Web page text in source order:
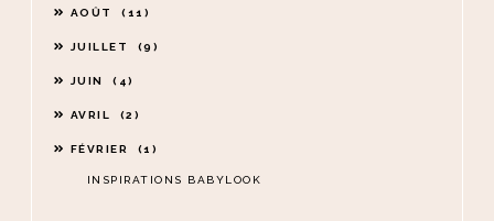
AOÛT 11
JUILLET 9
JUIN 4
AVRIL 2
FÉVRIER 1
INSPIRATIONS BABYLOOK